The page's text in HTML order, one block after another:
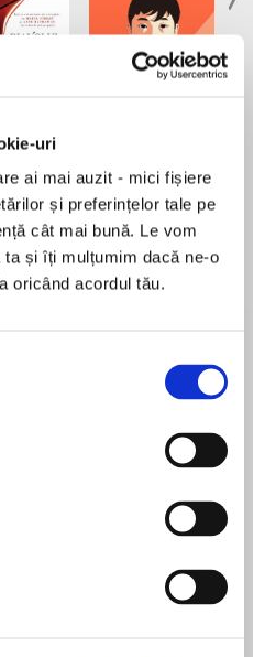
uri
ai mai auzit - mici fișiere
și preferințelor tale pe
cât mai bună. Le vom
și îți mulțumim dacă ne-o
oricând acordul tău.
la...
for television’s
the senior citizens of
are succumbing to
perfect young
and death
pen letters …
există recenzii
for radio, R.D.
to fiction and